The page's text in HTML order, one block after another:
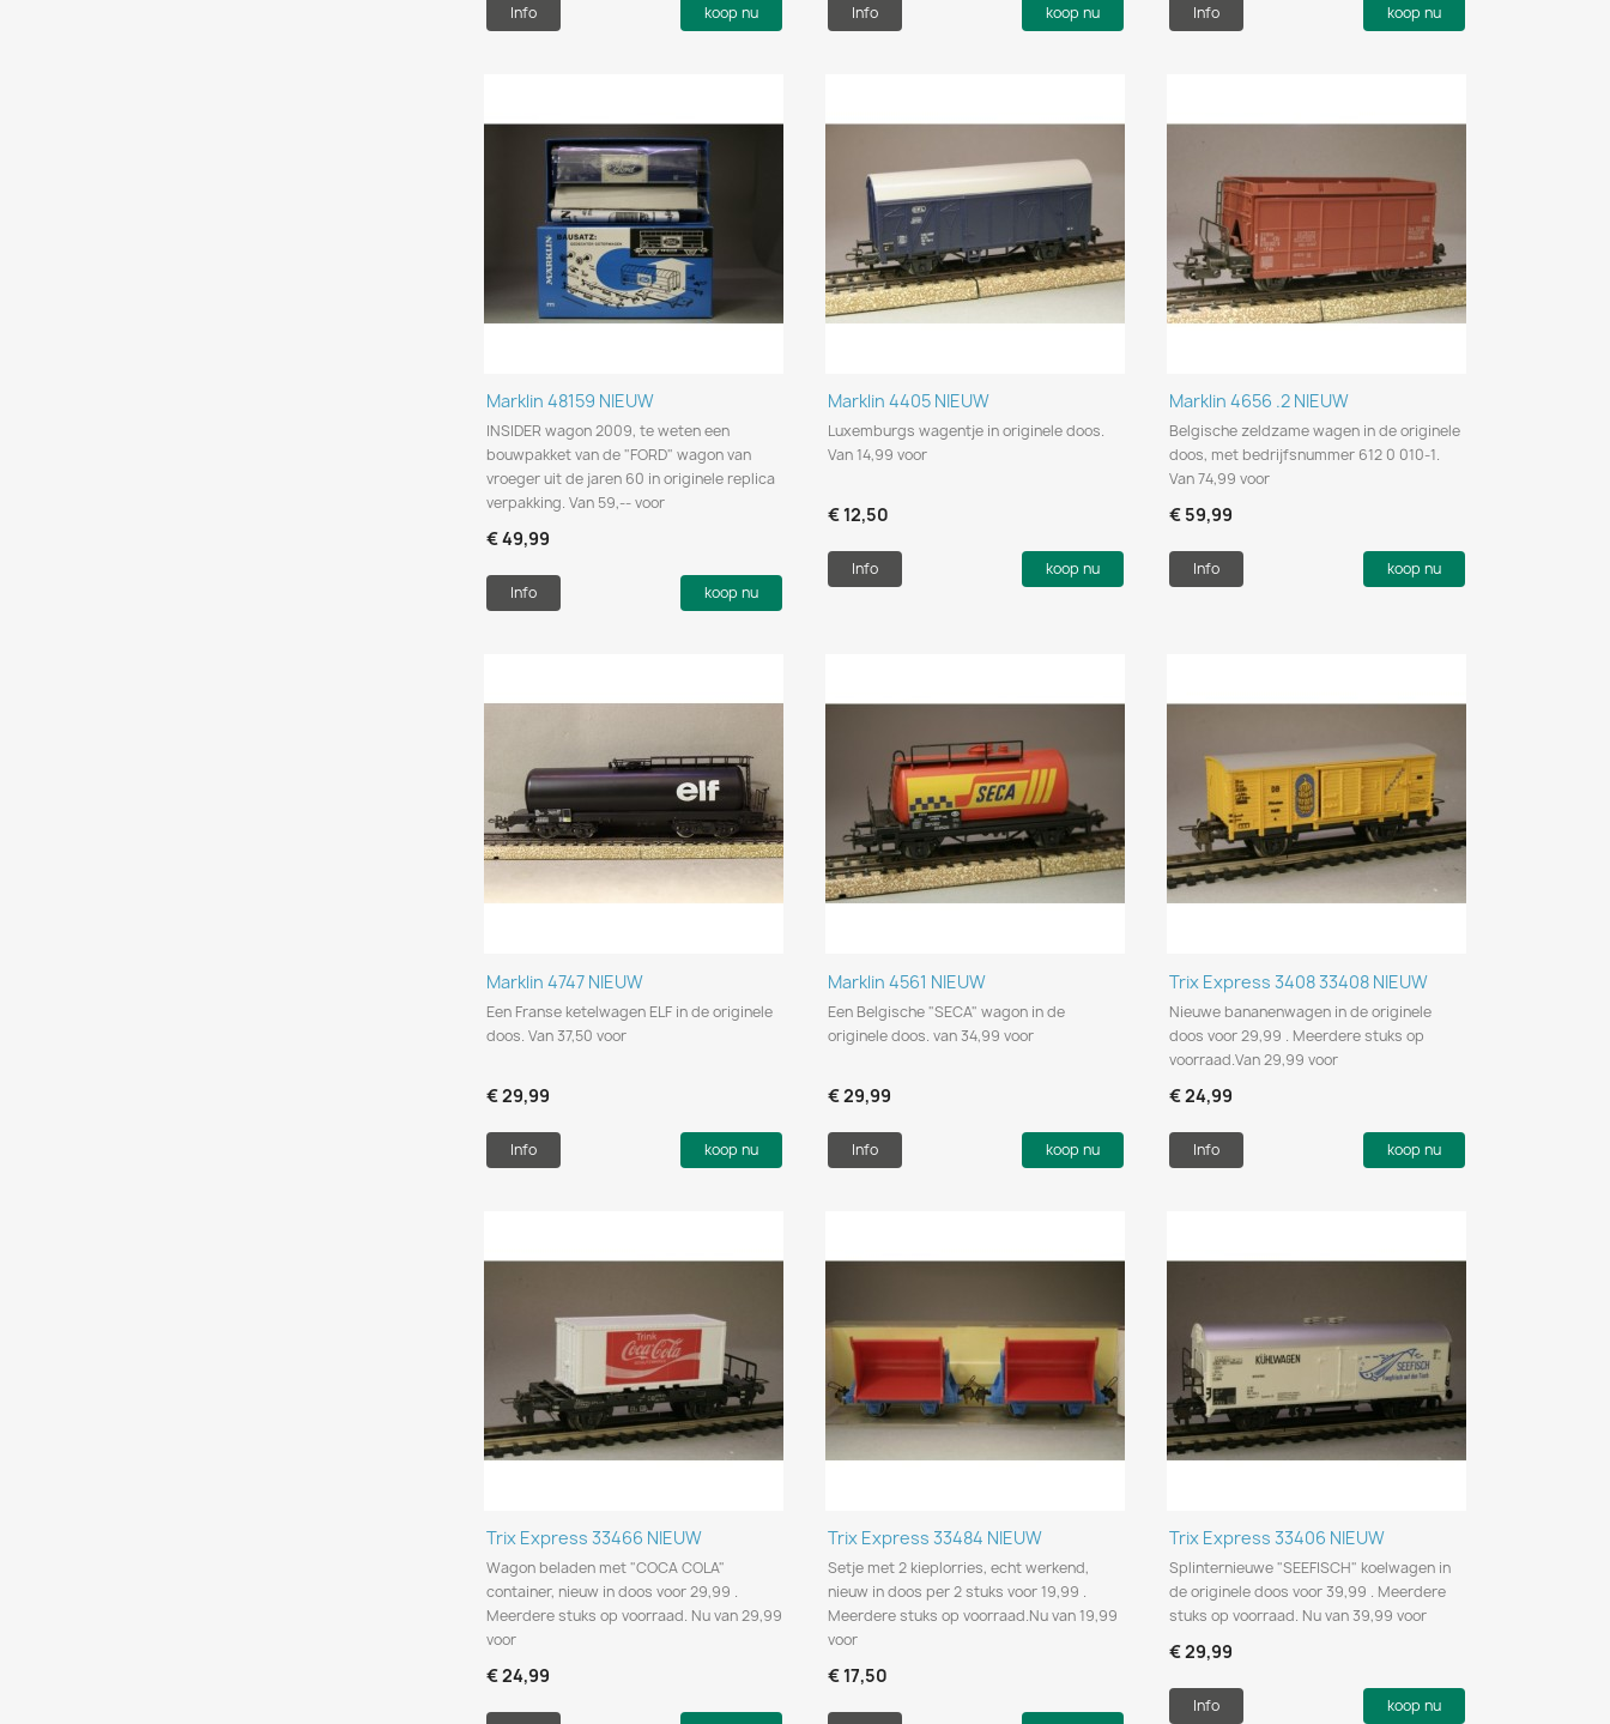
Info koop nu Info koop nu Info koop nu
Snel bekijken
Marklin 48159 NIEUW
INSIDER wagon 2009, te weten een
bouwpakket van de "FORD" wagon van
vroeger uit de jaren 60 in originele replica
verpakking. Van 59,-- voor
€ 49,99
Info koop nu
Snel bekijken
Marklin 4405 NIEUW
Luxemburgs wagentje in originele doos.
Van 14,99 voor
€ 12,50
Info koop nu
Snel bekijken
Marklin 4656 .2 NIEUW
Belgische zeldzame wagen in de originele
doos, met bedrijfsnummer 612 0 010-1.
Van 74,99 voor
€ 59,99
Info koop nu
Snel bekijken
Marklin 4747 NIEUW
Een Franse ketelwagen ELF in de originele
doos. Van 37,50 voor
€ 29,99
Info koop nu
 Snel bekijken
Marklin 4561 NIEUW
Een Belgische "SECA" wagon in de
originele doos. van 34,99 voor
€ 29,99
Info koop nu
Snel bekijken
Trix Express 3408 33408 NIEUW
Nieuwe bananenwagen in de originele
doos voor 29,99 . Meerdere stuks op
voorraad.Van 29,99 voor
€ 24,99
Info koop nu
Snel bekijken
Trix Express 33466 NIEUW
Wagon beladen met "COCA COLA"
container, nieuw in doos voor 29,99 .
Meerdere stuks op voorraad. Nu van 29,99
voor
€ 24,99
Snel bekijken
Trix Express 33484 NIEUW
Setje met 2 kieplorries, echt werkend,
nieuw in doos per 2 stuks voor 19,99 .
Meerdere stuks op voorraad.Nu van 19,99
voor
€ 17,50
Snel bekijken
Trix Express 33406 NIEUW
Splinternieuwe "SEEFISCH" koelwagen in
de originele doos voor 39,99 . Meerdere
stuks op voorraad. Nu van 39,99 voor
€ 29,99
Info koop nu